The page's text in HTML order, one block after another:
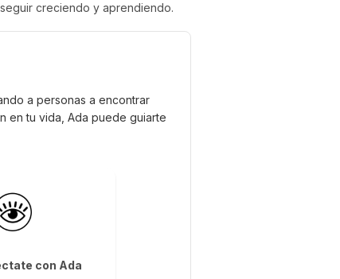
creciendo y aprendiendo.
a personas a encontrar
en tu vida, Ada puede guiarte
con Ada